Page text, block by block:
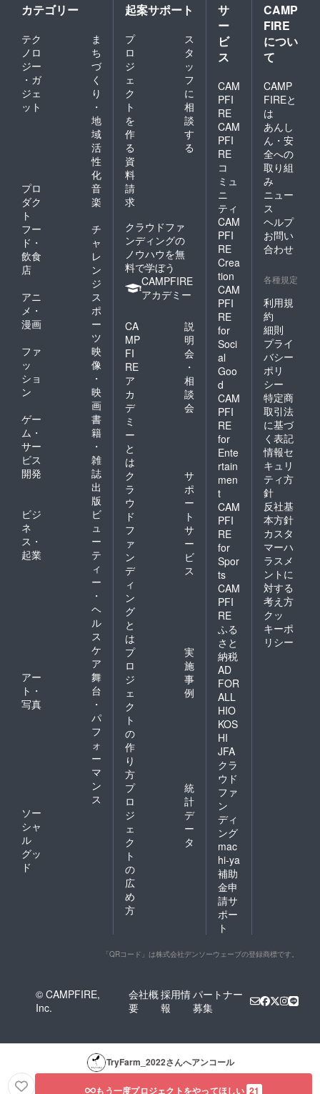
カテゴリー
テク
ノロ
ジー
・ガ
ジェ
ット
ま
ち
づ
く
り
・
地
域
活
性
化
プロ
ダク
ト
音
楽
フー
ド・
飲食
店
チ
ャ
レ
ン
ジ
アニ
メ・
漫画
ス
ポ
ー
ツ
ファ
ッ
ショ
ン
映
像
・
映
画
ゲー
ム・
サー
ビス
開発
書
籍
・
雑
誌
出
版
ビジ
ネ
ス・
起業
ビ
ュ
ー
テ
ィ
ー
・
ヘ
ル
ス
ケ
ア
アー
ト・
写真
舞
台
・
パ
フ
ォ
ー
マ
ン
ス
ソー
シャ
ル
グッ
ド
起案サポート
プ
ロ
ジ
ェ
ク
ト
を
作
る
ス
タ
ッ
フ
に
相
談
す
る
資
料
請
求
クラウドファ
ンディングの
ノウハウを無
料で学ぼう
CAMPFIRE
アカデミー
CA
MP
FI
RE
ア
カ
デ
ミ
ー
と
は
説
明
会
・
相
談
会
ク
ラ
ウ
ド
フ
ァ
ン
デ
ィ
ン
グ
と
は
サ
ポ
ー
ト
サ
ー
ビ
ス
プ
ロ
ジ
ェ
ク
ト
の
作
り
方
実
施
事
例
プ
ロ
ジ
ェ
ク
ト
の
広
め
方
統
計
デ
ー
タ
サ
ー
ビ
ス
CAM
PFI
RE
CAM
PFI
RE
コ
ミュ
ニ
ティ
CAM
PFI
RE
Crea
tion
CAM
PFI
RE
for
Soci
al
Goo
d
CAM
PFI
RE
for
Ente
rtain
men
t
CAM
PFI
RE
for
Spor
ts
CAM
PFI
RE
ふる
さと
納税
AD
FOR
ALL
HIO
KOS
HI
JFA
クラ
ウド
ファ
ン
ディ
ング
mac
hi-ya
補助
金申
請サ
ポー
ト
CAMP
FIRE
につい
て
CAMP
FIREと
は
あんし
ん・安
全への
取り組
み
ニュー
ス
ヘルプ
お問い
合わせ
各種規定
利用規
約
細則
プライ
バシー
ポリ
シー
特定商
取引法
に基づ
く表記
情報セ
キュリ
ティ方
針
反社基
本方針
カスタ
マーハ
ラスメ
ントに
対する
考え方
クッ
キーポ
リシー
「QRコード」は株式会社デンソーウェーブの登録商標です。
© CAMPFIRE,
Inc.
会社概
要
採用情
報
パートナー
募集
TryFarm_2022さんへアンコール
もう一度プロジェクトをやってほしい 21